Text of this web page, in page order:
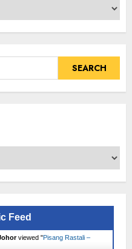
Feed
viewed "Pisang Rastali –